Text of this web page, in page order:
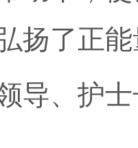
扬了正
导、护